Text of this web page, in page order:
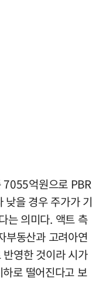
7055억원으로 PBR
을 경우 주가가 기
는 의미다. 액트 측
부동산과 고려아연
영한 것이라 시가
로 떨어진다고 보